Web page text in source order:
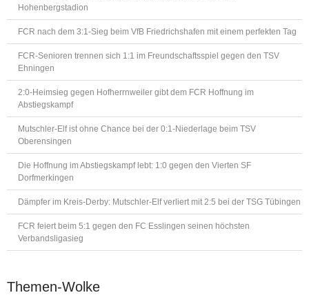
Hohenbergstadion
FCR nach dem 3:1-Sieg beim VfB Friedrichshafen mit einem perfekten Tag
FCR-Senioren trennen sich 1:1 im Freundschaftsspiel gegen den TSV
Ehningen
2:0-Heimsieg gegen Hofherrnweiler gibt dem FCR Hoffnung im
Abstiegskampf
Mutschler-Elf ist ohne Chance bei der 0:1-Niederlage beim TSV
Oberensingen
Die Hoffnung im Abstiegskampf lebt: 1:0 gegen den Vierten SF
Dorfmerkingen
Dämpfer im Kreis-Derby: Mutschler-Elf verliert mit 2:5 bei der TSG Tübingen
FCR feiert beim 5:1 gegen den FC Esslingen seinen höchsten
Verbandsligasieg
Themen-Wolke